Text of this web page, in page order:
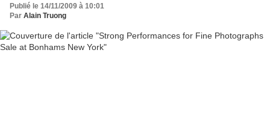
Publié le 14/11/2009 à 10:01
Par Alain Truong